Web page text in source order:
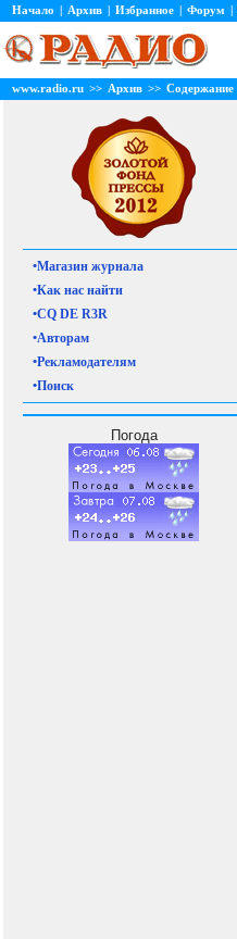
Начало | Архив | Избранное | Форум |
www.radio.ru >> Архив >> Содержание
•Магазин журнала
•Как нас найти
•CQ DE R3R
•Авторам
•Рекламодателям
•Поиск
Погода